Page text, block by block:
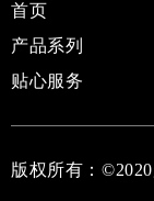
首页
产品系列
贴心服务
版权所有： ©2020